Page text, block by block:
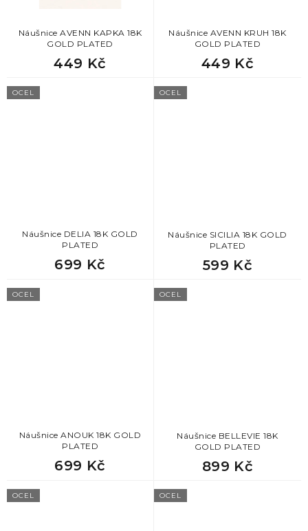
Náušnice AVENN KAPKA 18K
GOLD PLATED
449 Kč
Náušnice AVENN KRUH 18K
GOLD PLATED
449 Kč
OCEL
Náušnice DELIA 18K GOLD
PLATED
699 Kč
OCEL
Náušnice SICILIA 18K GOLD
PLATED
599 Kč
OCEL
Náušnice ANOUK 18K GOLD
PLATED
699 Kč
OCEL
Náušnice BELLEVIE 18K
GOLD PLATED
899 Kč
OCEL OCEL